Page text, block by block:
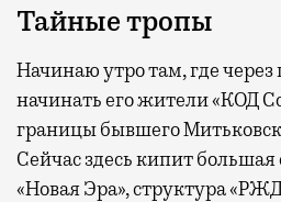
Тайные тропы
Начинаю утро там, где через
начинать его жители «КОД
границы бывшего
Сейчас здесь кипит
«Новая Эра», структура